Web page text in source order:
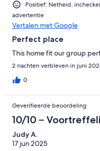
Positief: Netheid,
advertentie
Vertalen met Google
Perfect place
This home fit our group
2 nachten verbleven in juni
0
Geverifieerde beoordeling
10/10 –
Judy A.
17 jun 2025